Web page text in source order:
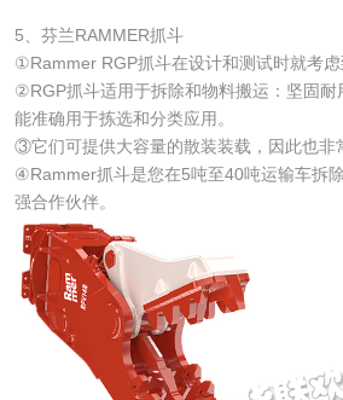
5、芬兰RAMMER抓斗
①Rammer RGP抓斗在设计和测试时就考虑
②RGP抓斗适用于拆除和物料搬运：坚固耐
能准确用于拣选和分类应用。
③它们可提供大容量的散装装载，因此也非
④Rammer抓斗是您在5吨至40吨运输车拆
强合作伙伴。